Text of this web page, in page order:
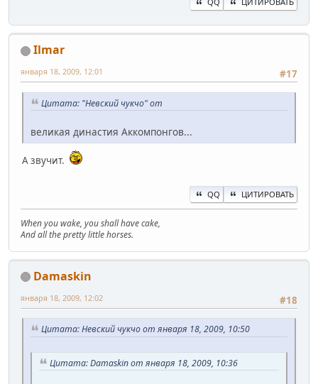
Ilmar
#17
января 18, 2009, 12:01
Цитата: "Невский чукчо" от
великая династия Аккомпонгов...
А звучит.
QQ ЦИТИРОВАТЬ
When you wake, you shall have cake,
And all the pretty little horses.
Damaskin
#18
января 18, 2009, 12:02
Цитата: Невский чукчо от января 18, 2009, 10:50
Цитата: Damaskin от января 18, 2009, 10:36